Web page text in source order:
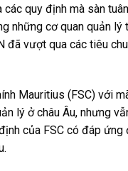
quy định mà sàn
những cơ quan quản lý
đã vượt qua các tiêu
Mauritius (FSC) với
lý ở châu Âu, nhưng
của FSC có đáp ứng